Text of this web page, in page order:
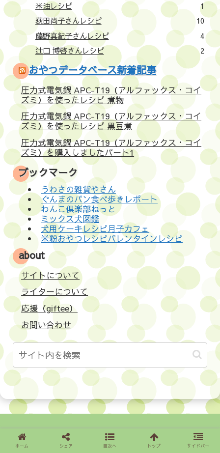
米油レシピ
1
荻田尚子さんレシピ
10
藤野真紀子さんレシピ
4
辻口 博啓さんレシピ
2
おやつデータベース新着記事
圧力式電気鍋 APC-T19（アルファックス・コイ
ズミ）を使ったレシピ 煮物
圧力式電気鍋 APC-T19（アルファックス・コイ
ズミ）を使ったレシピ 黒豆煮
圧力式電気鍋 APC-T19（アルファックス・コイ
ズミ）を購入しましたパート1
ブックマーク
うわさの雑貨やさん
ぐんまのパン食べ歩きレポート
わんこ倶楽部ねっと
ミックス犬図鑑
犬用ケーキレシピ月子カフェ
米粉おやつレシピバレンタインレシピ
about
サイトについて
ライターについて
応援（giftee）
お問い合わせ
サイトについて
ライターについて
ホーム シェア 目次へ トップ サイドバー